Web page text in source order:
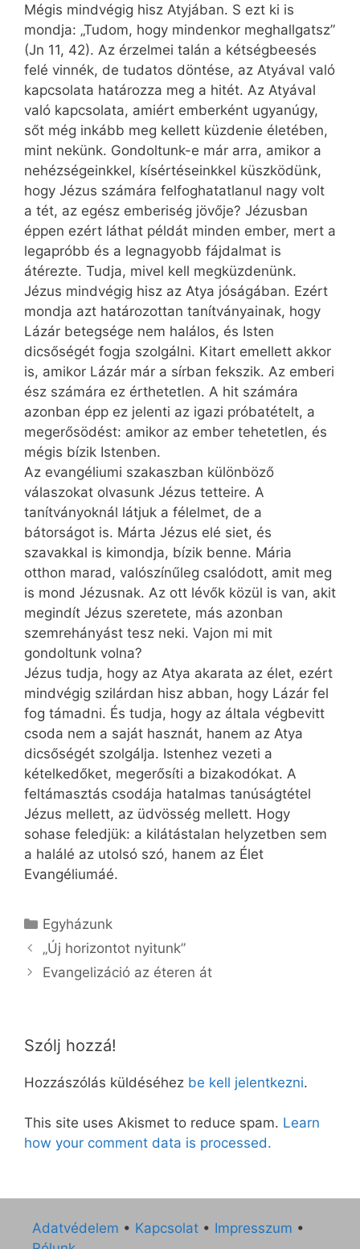
Mégis mindvégig hisz Atyjában. S ezt ki is
mondja: „Tudom, hogy mindenkor meghallgatsz”
(Jn 11, 42). Az érzelmei talán a kétségbeesés
felé vinnék, de tudatos döntése, az Atyával való
kapcsolata határozza meg a hitét. Az Atyával
való kapcsolata, amiért emberként ugyanúgy,
sőt még inkább meg kellett küzdenie életében,
mint nekünk. Gondoltunk-e már arra, amikor a
nehézségeinkkel, kísértéseinkkel küszködünk,
hogy Jézus számára felfoghatatlanul nagy volt
a tét, az egész emberiség jövője? Jézusban
éppen ezért láthat példát minden ember, mert a
legapróbb és a legnagyobb fájdalmat is
átérezte. Tudja, mivel kell megküzdenünk.
Jézus mindvégig hisz az Atya jóságában. Ezért
mondja azt határozottan tanítványainak, hogy
Lázár betegsége nem halálos, és Isten
dicsőségét fogja szolgálni. Kitart emellett akkor
is, amikor Lázár már a sírban fekszik. Az emberi
ész számára ez érthetetlen. A hit számára
azonban épp ez jelenti az igazi próbatételt, a
megerősödést: amikor az ember tehetetlen, és
mégis bízik Istenben.
Az evangéliumi szakaszban különböző
válaszokat olvasunk Jézus tetteire. A
tanítványoknál látjuk a félelmet, de a
bátorságot is. Márta Jézus elé siet, és
szavakkal is kimondja, bízik benne. Mária
otthon marad, valószínűleg csalódott, amit meg
is mond Jézusnak. Az ott lévők közül is van, akit
megindít Jézus szeretete, más azonban
szemrehányást tesz neki. Vajon mi mit
gondoltunk volna?
Jézus tudja, hogy az Atya akarata az élet, ezért
mindvégig szilárdan hisz abban, hogy Lázár fel
fog támadni. És tudja, hogy az általa végbevitt
csoda nem a saját hasznát, hanem az Atya
dicsőségét szolgálja. Istenhez vezeti a
kételkedőket, megerősíti a bizakodókat. A
feltámasztás csodája hatalmas tanúságtétel
Jézus mellett, az üdvösség mellett. Hogy
sohase feledjük: a kilátástalan helyzetben sem
a halálé az utolsó szó, hanem az Élet
Evangéliumáé.
Kategória
Egyházunk
„Új horizontot nyitunk”
Evangelizáció az éteren át
Szólj hozzá!
Hozzászólás küldéséhez be kell jelentkezni.
This site uses Akismet to reduce spam. Learn
how your comment data is processed.
Adatvédelem • Kapcsolat • Impresszum •